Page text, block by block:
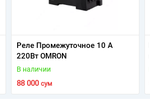
Реле Промежуточное 10 А
220Вт OMRON
В наличии
88 000сум